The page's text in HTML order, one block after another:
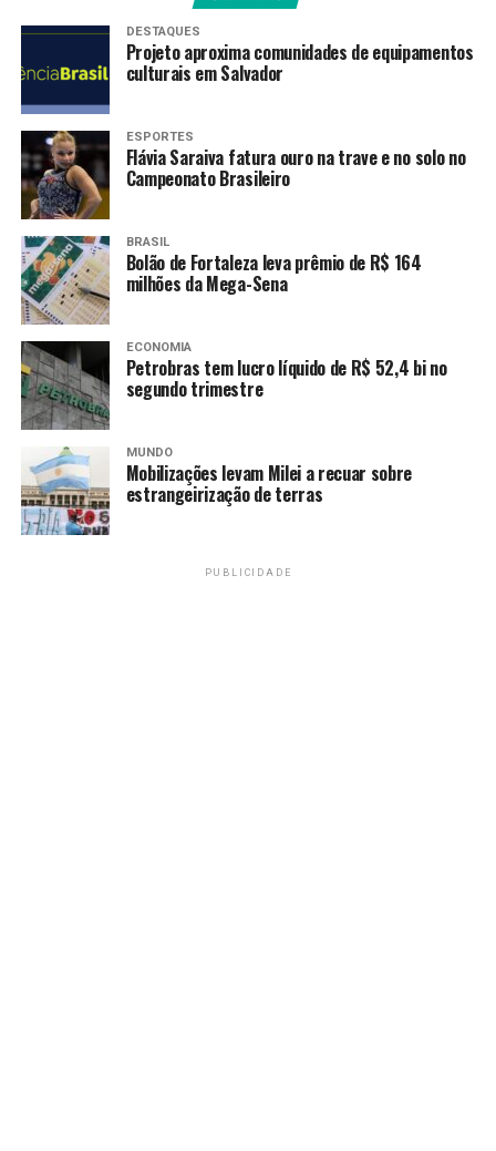
PRÓXIMO
Guia em mandarim mostra oportunidades de
investimentos no Brasil
RECENTES
Desenrola Brasil: saiba como usar FGTS para pagar
dívidas em atraso
Amarildo Mota
DESTAQUES
Projeto aproxima comunidades de equipamentos
culturais em Salvador
ESPORTES
Flávia Saraiva fatura ouro na trave e no solo no
Campeonato Brasileiro
BRASIL
Bolão de Fortaleza leva prêmio de R$ 164
milhões da Mega-Sena
ECONOMIA
Petrobras tem lucro líquido de R$ 52,4 bi no
segundo trimestre
MUNDO
Mobilizações levam Milei a recuar sobre
estrangeirização de terras
PUBLICIDADE